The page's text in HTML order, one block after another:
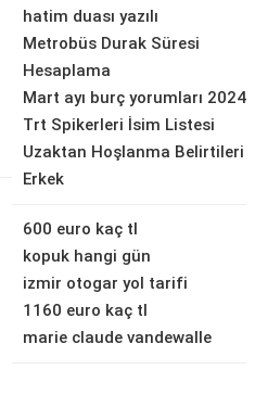
hatim duası yazılı
Metrobüs Durak Süresi
Hesaplama
Mart ayı burç yorumları 2024
Trt Spikerleri İsim Listesi
Uzaktan Hoşlanma Belirtileri
Erkek
600 euro kaç tl
kopuk hangi gün
izmir otogar yol tarifi
1160 euro kaç tl
marie claude vandewalle